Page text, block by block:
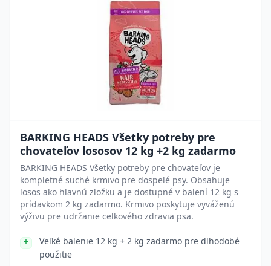
BARKING HEADS Všetky potreby pre
chovateľov lososov 12 kg +2 kg zadarmo
BARKING HEADS Všetky potreby pre chovateľov je
kompletné suché krmivo pre dospelé psy. Obsahuje
losos ako hlavnú zložku a je dostupné v balení 12 kg s
prídavkom 2 kg zadarmo. Krmivo poskytuje vyváženú
výživu pre udržanie celkového zdravia psa.
Veľké balenie 12 kg + 2 kg zadarmo pre dlhodobé
použitie